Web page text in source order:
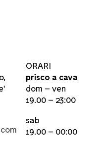
ORARI
prisco a cava
dom – ven
19.00 – 23:00
sab
19.00 – 00:00